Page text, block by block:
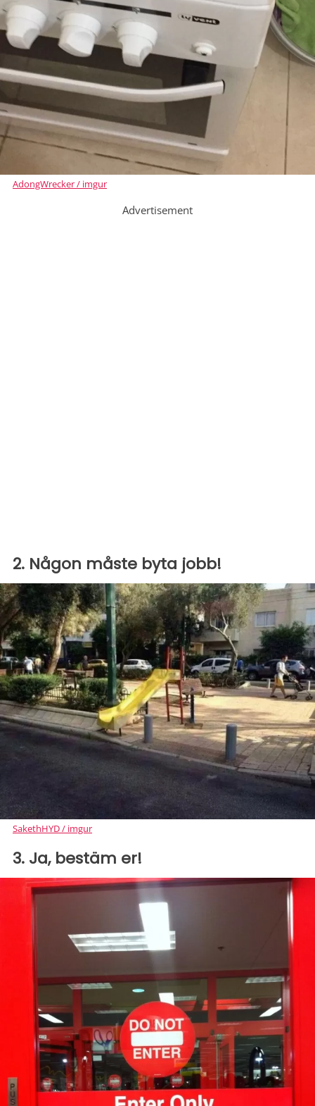
AdongWrecker / imgur
Advertisement
2. Någon måste byta jobb!
SakethHYD / imgur
3. Ja, bestäm er!